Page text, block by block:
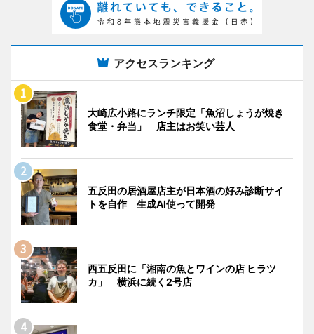
アクセスランキング
大崎広小路にランチ限定「魚沼しょうが焼き
食堂・弁当」 店主はお笑い芸人
五反田の居酒屋店主が日本酒の好み診断サイ
トを自作 生成AI使って開発
西五反田に「湘南の魚とワインの店 ヒラツ
カ」 横浜に続く2号店